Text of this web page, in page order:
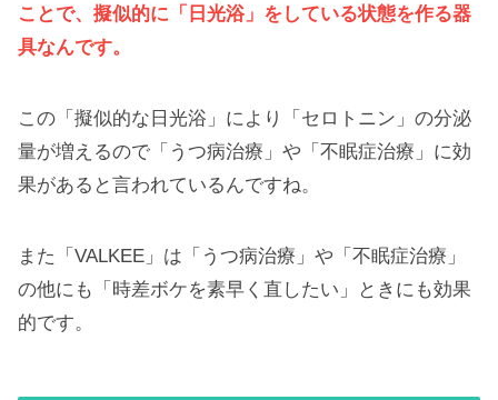
ことで、擬似的に「日光浴」をしている状態を作る器
具なんです。
この「擬似的な日光浴」により「セロトニン」の分泌
量が増えるので「うつ病治療」や「不眠症治療」に効
果があると言われているんですね。
また「VALKEE」は「うつ病治療」や「不眠症治療」
の他にも「時差ボケを素早く直したい」ときにも効果
的です。